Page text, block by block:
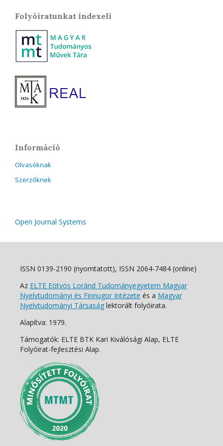
Folyóiratunkat indexeli
Információ
Olvasóknak
Szerzőknek
Open Journal Systems
ISSN 0139-2190 (nyomtatott), ISSN 2064-7484 (online)
Az ELTE Eötvös Loránd Tudományegyetem Magyar
Nyelvtudományi és Finnugor Intézete és a Magyar
Nyelvtudományi Társaság lektorált folyóirata.
Alapítva: 1979.
Támogatók: ELTE BTK Kari Kiválósági Alap, ELTE
Folyóirat-fejlesztési Alap.